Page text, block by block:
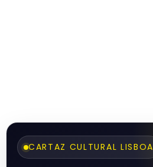
CARTAZ CULTURAL LISBOA